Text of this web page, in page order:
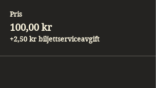
Pris
100,00 kr
+2,50 kr biljettserviceavgift